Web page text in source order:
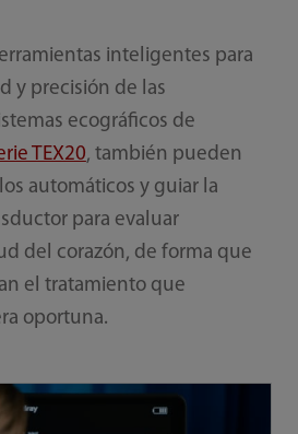
inteligentes para
y precisión de las
ecográficos de
TEX20, también pueden
automáticos y guiar la
para evaluar
del corazón, de forma que
el tratamiento que
oportuna.